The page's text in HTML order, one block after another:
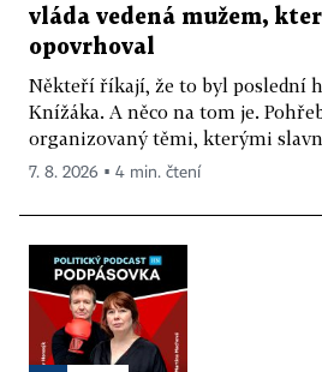
vláda vedená mužem,
opovrhoval
Někteří říkají, že to byl poslední
Knížáka. A něco na tom je.
organizovaný těmi, kterými
7. 8. 2026 ▪ 4 min. čtení